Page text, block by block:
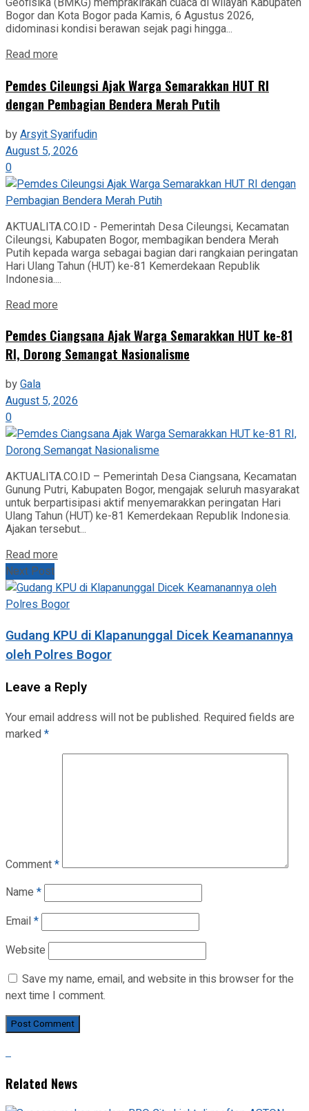
Bogor dan Kota Bogor pada Kamis, 6 Agustus 2026,
didominasi kondisi berawan sejak pagi hingga...
Read more
Pemdes Cileungsi Ajak Warga Semarakkan HUT RI
dengan Pembagian Bendera Merah Putih
byArsyit Syarifudin
August 5, 2026
0
AKTUALITA.CO.ID - Pemerintah Desa Cileungsi, Kecamatan
Cileungsi, Kabupaten Bogor, membagikan bendera Merah
Putih kepada warga sebagai bagian dari rangkaian peringatan
Hari Ulang Tahun (HUT) ke-81 Kemerdekaan Republik
Indonesia....
Read more
Pemdes Ciangsana Ajak Warga Semarakkan HUT ke-81
RI, Dorong Semangat Nasionalisme
byGala
August 5, 2026
0
AKTUALITA.CO.ID – Pemerintah Desa Ciangsana, Kecamatan
Gunung Putri, Kabupaten Bogor, mengajak seluruh masyarakat
untuk berpartisipasi aktif menyemarakkan peringatan Hari
Ulang Tahun (HUT) ke-81 Kemerdekaan Republik Indonesia.
Ajakan tersebut...
Read more
Next Post
Gudang KPU di Klapanunggal Dicek Keamanannya
oleh Polres Bogor
Leave a Reply
Your email address will not be published. Required fields are
marked*
Comment*
Name *
Email*
Website
Save my name, email, and website in this browser for the
next time I comment.
Related News